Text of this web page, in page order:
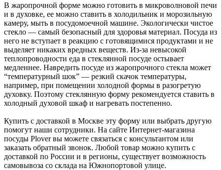
В жаропрочной форме можно готовить в микроволновой печи
и в духовке, ее можно ставить в холодильник и морозильную
камеру, мыть в посудомоечной машине. Экологически чистое
стекло — самый безопасный для здоровья материал. Посуда из
него не вступает в реакцию с готовящимися продуктами и не
выделяет никаких вредных веществ. Из-за невысокой
теплопроводности еда в стеклянной посуде остывает
медленнее. Навредить посуде из жаропрочного стекла может
“температурный шок” — резкий скачок температуры,
например, при помещении холодной формы в разогретую
духовку. Поэтому стеклянную форму рекомендуется ставить в
холодный духовой шкаф и нагревать постепенно.
Купить с доставкой в Москве эту форму или выбрать другую
помогут наши сотрудники. На сайте Интернет-магазина
посуды Plover вы можете связаться с консультантом или
заказать обратный звонок. Любой товар можно купить с
доставкой по России и в регионы, существует возможность
самовывоза со склада на Южнопортовой улице.